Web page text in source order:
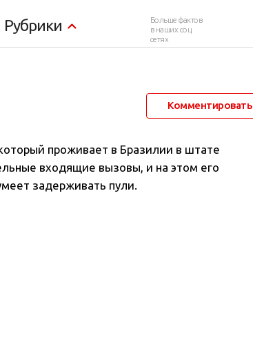
Рубрики
Больше фактов
в наших соц.
сетях
Комментировать
проживает в Бразилии в штате
входящие вызовы, и на этом его
задерживать пули.